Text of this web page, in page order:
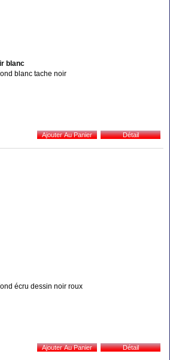
blanc
blanc tache noir
écru dessin noir roux